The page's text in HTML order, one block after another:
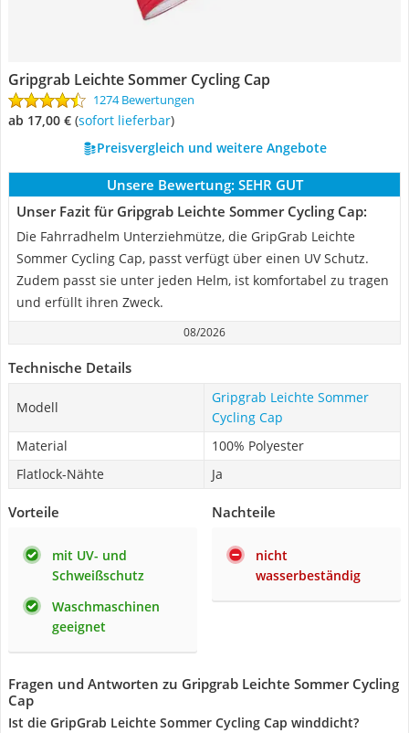
Gripgrab Leichte Sommer Cycling Cap
1274 Bewertungen
ab 17,00 € ( Sofort lieferbar)
Preisvergleich und weitere Angebote
Unsere Bewertung: SEHR GUT
Unser Fazit für Gripgrab Leichte Sommer Cycling Cap:
Die Fahrradhelm Unterziehmütze, die GripGrab Leichte
Sommer Cycling Cap, passt verfügt über einen UV Schutz.
Zudem passt sie unter jeden Helm, ist komfortabel zu tragen
und erfüllt ihren Zweck.
08/2026
Technische Details
Modell
Gripgrab Leichte Sommer
Cycling Cap
Material
100% Polyester
Flatlock-Nähte
Ja
Vorteile
mit UV- und
Schweißschutz
Waschmaschinen
geeignet
Nachteile
nicht
wasserbeständig
Fragen und Antworten zu Gripgrab Leichte Sommer Cycling
Cap
Ist die GripGrab Leichte Sommer Cycling Cap winddicht?